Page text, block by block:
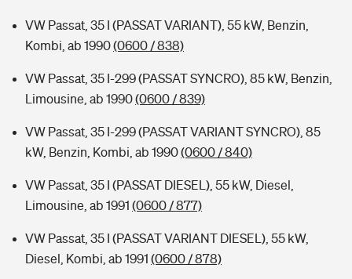
VW Passat, 35 I (PASSAT VARIANT), 55 kW, Benzin,
Kombi, ab 1990(0600 / 838)
VW Passat, 35 I-299 (PASSAT SYNCRO), 85 kW, Benzin,
Limousine, ab 1990(0600 / 839)
VW Passat, 35 I-299 (PASSAT VARIANT SYNCRO), 85
kW, Benzin, Kombi, ab 1990(0600 / 840)
VW Passat, 35 I (PASSAT DIESEL), 55 kW, Diesel,
Limousine, ab 1991 (0600 / 877)
VW Passat, 35 I (PASSAT VARIANT DIESEL), 55 kW,
Diesel, Kombi, ab 1991 (0600 / 878)